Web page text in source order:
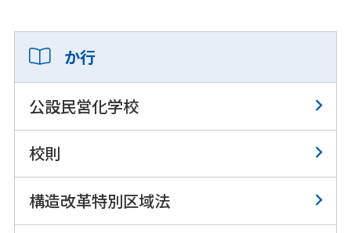
か行
公設民営化学校
校則
構造改革特別区域法